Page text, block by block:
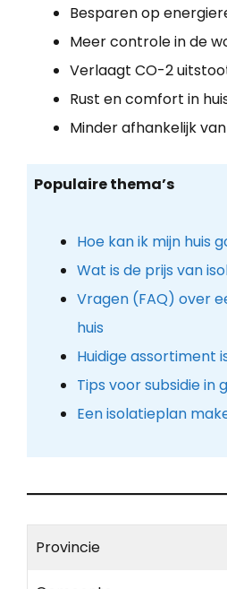
Besparen op
Meer controle in de
Verlaagt CO-2
Rust en comfort in
Minder afhankelijk
Populaire thema’s
Hoe kan ik mijn huis
Wat is de prijs van
Vragen (FAQ) over
huis
Huidige assortiment
Tips voor subsidie in
Een isolatieplan
Provincie